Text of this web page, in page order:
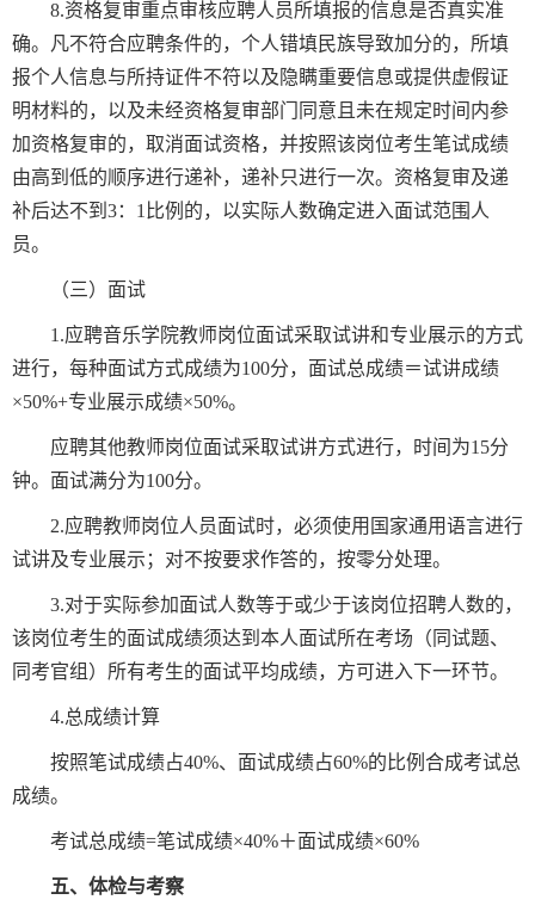
8.资格复审重点审核应聘人员所填报的信息是否真实准
确。凡不符合应聘条件的，个人错填民族导致加分的，所填
报个人信息与所持证件不符以及隐瞒重要信息或提供虚假证
明材料的，以及未经资格复审部门同意且未在规定时间内参
加资格复审的，取消面试资格，并按照该岗位考生笔试成绩
由高到低的顺序进行递补，递补只进行一次。资格复审及递
补后达不到3：1比例的，以实际人数确定进入面试范围人
员。
（三）面试
1.应聘音乐学院教师岗位面试采取试讲和专业展示的方式
进行，每种面试方式成绩为100分，面试总成绩＝试讲成绩
×50%+专业展示成绩×50%。
应聘其他教师岗位面试采取试讲方式进行，时间为15分
钟。面试满分为100分。
2.应聘教师岗位人员面试时，必须使用国家通用语言进行
试讲及专业展示；对不按要求作答的，按零分处理。
3.对于实际参加面试人数等于或少于该岗位招聘人数的，
该岗位考生的面试成绩须达到本人面试所在考场（同试题、
同考官组）所有考生的面试平均成绩，方可进入下一环节。
4.总成绩计算
按照笔试成绩占40%、面试成绩占60%的比例合成考试总
成绩。
考试总成绩=笔试成绩×40%＋面试成绩×60%
五、体检与考察